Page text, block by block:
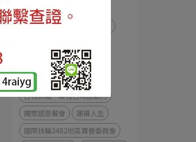
摩根大通證券志工服務
中祥平等祥和日
郝聲音Podcast
台視新聞 尋找台灣感動力
台視新聞 – 尋找台灣感動力
團聚感恩餐會
謝幕人生
國際扶輪3482地區寶眷委員會